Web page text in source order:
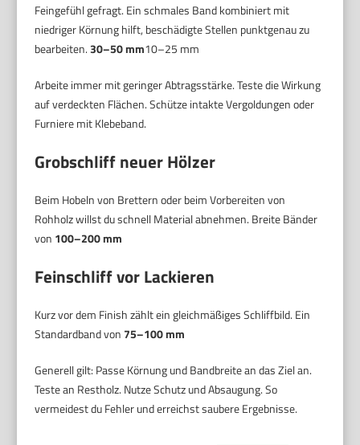
Feingefühl gefragt. Ein schmales Band kombiniert mit
niedriger Körnung hilft, beschädigte Stellen punktgenau zu
bearbeiten.30–50 mm10–25 mm
Arbeite immer mit geringer Abtragsstärke. Teste die Wirkung
auf verdeckten Flächen. Schütze intakte Vergoldungen oder
Furniere mit Klebeband.
Grobschliff neuer Hölzer
Beim Hobeln von Brettern oder beim Vorbereiten von
Rohholz willst du schnell Material abnehmen. Breite Bänder
von 100–200 mm
Feinschliff vor Lackieren
Kurz vor dem Finish zählt ein gleichmäßiges Schliffbild. Ein
Standardband von 75–100 mm
Generell gilt: Passe Körnung und Bandbreite an das Ziel an.
Teste an Restholz. Nutze Schutz und Absaugung. So
vermeidest du Fehler und erreichst saubere Ergebnisse.